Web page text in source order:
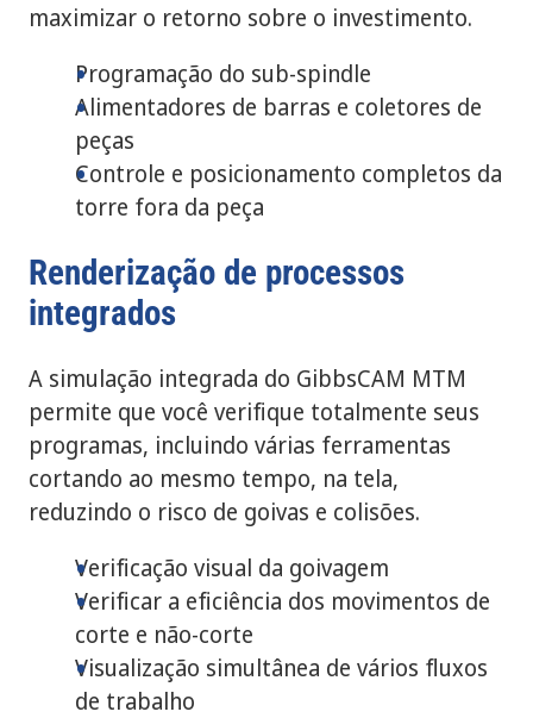
maximizar o retorno sobre o investimento.
Programação do sub-spindle
Alimentadores de barras e coletores de
peças
Controle e posicionamento completos da
torre fora da peça
Renderização de processos
integrados
A simulação integrada do GibbsCAM MTM
permite que você verifique totalmente seus
programas, incluindo várias ferramentas
cortando ao mesmo tempo, na tela,
reduzindo o risco de goivas e colisões.
Verificação visual da goivagem
Verificar a eficiência dos movimentos de
corte e não-corte
Visualização simultânea de vários fluxos
de trabalho